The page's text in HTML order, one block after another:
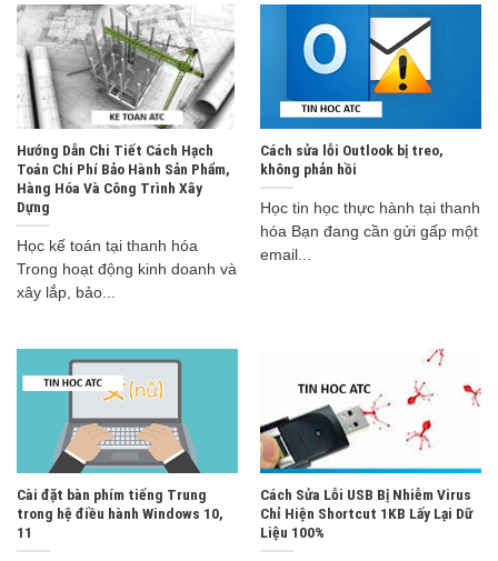
Hướng Dẫn Chi Tiết Cách Hạch
Toán Chi Phí Bảo Hành Sản Phẩm,
Hàng Hóa Và Công Trình Xây
Dựng
Học kế toán tại thanh hóa
Trong hoạt động kinh doanh và
xây lắp, bảo...
Cách sửa lỗi Outlook bị treo,
không phản hồi
Học tin học thực hành tại thanh
hóa Bạn đang cần gửi gấp một
email...
Cài đặt bàn phím tiếng Trung
trong hệ điều hành Windows 10,
11
Cách Sửa Lỗi USB Bị Nhiễm Virus
Chỉ Hiện Shortcut 1KB Lấy Lại Dữ
Liệu 100%